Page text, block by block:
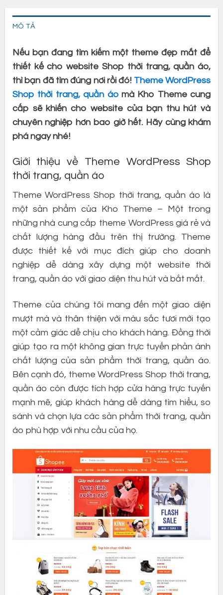
MÔ TẢ
Nếu bạn đang tìm kiếm một theme đẹp mắt để
thiết kế cho website Shop thời trang, quần áo,
thì bạn đã tìm đúng nơi rồi đó! Theme WordPress
Shop thời trang, quần áomà Kho Theme cung
cấp sẽ khiến cho website của bạn thu hút và
chuyên nghiệp hơn bao giờ hết. Hãy cùng khám
phá ngay nhé!
Giới thiệu về Theme WordPress Shop
thời trang, quần áo
Theme WordPress Shop thời trang, quần áo là
một sản phẩm của Kho Theme – Một trong
những nhà cung cấp theme WordPress giá rẻ và
chất lượng hàng đầu trên thị trường. Theme
được thiết kế với mục đích giúp cho doanh
nghiệp dễ dàng xây dựng một website thời
trang, quần áo với giao diện thu hút và bắt mắt.
Theme của chúng tôi mang đến một giao diện
mượt mà và thân thiện với màu sắc tươi mới tạo
một cảm giác dễ chịu cho khách hàng. Đồng thời
giúp tạo ra một không gian trực tuyến phản ánh
chất lượng của sản phẩm thời trang, quần áo.
Bên cạnh đó, theme WordPress Shop thời trang,
quần áo còn được tích hợp cửa hàng trực tuyến
mạnh mẽ, giúp khách hàng dễ dàng tìm hiểu, so
sánh và chọn lựa các sản phẩm thời trang, quần
áo phù hợp với nhu cầu của họ.